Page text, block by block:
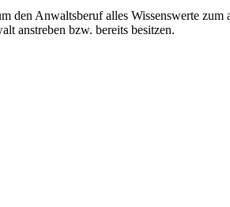
den Anwaltsberuf alles Wissenswerte
anstreben bzw. bereits besitzen.